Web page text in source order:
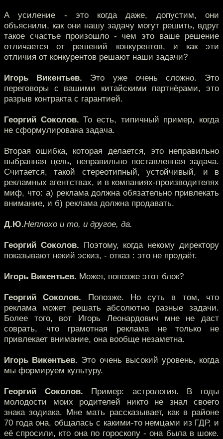
А усиление - это когда даже, допустим, они
объяснили, как они нашу задачу могут решить, вдруг
такое счастье произошло - чем это ваше решение
отличается от решений конкурентов, и как эти
отличия от конкурентов решают наши задачи?
Игорь Викентьев. Это уже очень сложно. Это
переговоры с вашими китайскими партнёрами, это
разрыв контракта с гарантией.
Георгий Соколов. То есть, типичный пример, когда
не сформулирована задача.
Вторая ошибка, которая делается, это неправильно
выбранная цель, неправильно поставленная задача.
Считается, такой стереотипный, устойчивый, и в
рекламных агентствах, и в компаниях-производителях
миф, что: а) реклама должна обязательно привлекать
внимание, и б) реклама должна продавать.
Д.Ю.Неплохо и то, и другое, да.
Георгий Соколов. Поэтому, когда некому директору
показывают некий эскиз, - отказ : это не продаёт.
Игорь Викентьев. Может, попозже этот блок?
Георгий Соколов. Попозже. Но суть в том, что
реклама может решать абсолютно разные задачи.
Более того, вот Игорь Леонардович мне не даст
соврать, что грамотная реклама не только не
привлекает внимание, она вообще незаметна.
Игорь Викентьев. Это очень высокий уровень, когда
мы формируем культуру.
Георгий Соколов. Пример: астрология. В годы
молодости моих родителей никто не знал своего
знака зодиака. Мне мать рассказывает, как в районе
70 года она, общалась с какими-то немцами из ГДР, и
её спросили, кто она по гороскопу - она была в шоке.